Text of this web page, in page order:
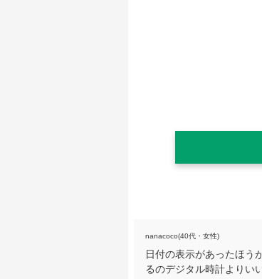
nanacoco(40代・女性)
日付の表示があったほう
るのデジタル時計よりい